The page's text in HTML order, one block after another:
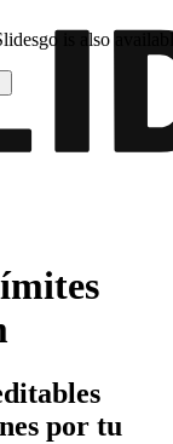
is also
por tu